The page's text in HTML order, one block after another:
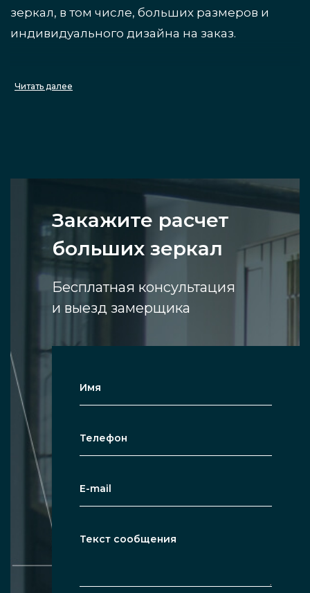
Читать далее
зеркал, в том числе, больших размеров и
индивидуального дизайна на заказ.
Преимущества
Санкт-Петербурге. К его достоинствам можно
отнести следующее:
Универсальность применения.
Зеркало, выполненное в большом
размере, отлично подходит для
комнаты, коридора квартиры,
танцевальных залов.
Полная видимость. Можно увидеть
незаменимо при спортивных занятиях
или примерке одежды.
Расширение пространства. Из-за того,
что отражается большая часть
помещения, последнее кажется
Закажите расчет
больших зеркал
Бесплатная консультация
и выезд замерщика